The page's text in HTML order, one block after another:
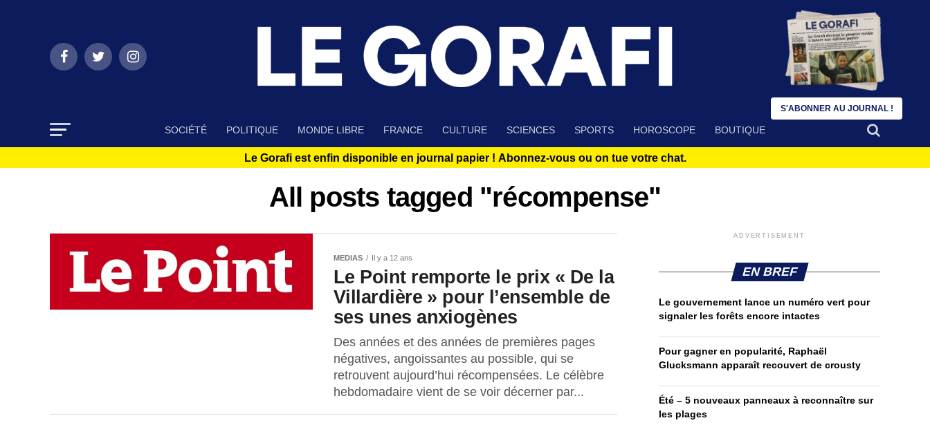
SOCIÉTÉ POLITIQUE MONDE LIBRE FRANCE CULTURE SCIENCES SPORTS HOROSCOPE BOUTIQUE
Le Gorafi est enfin disponible en journal papier ! Abonnez-vous ou on tue votre chat.
All posts tagged "récompense"
MEDIAS Il y a 12 ans
Le Point remporte le prix « De la
Villardière » pour l’ensemble de
ses unes anxiogènes
Des années et des années de premières pages
négatives, angoissantes au possible, qui se
retrouvent aujourd’hui récompensées. Le célèbre
hebdomadaire vient de se voir décerner par...
ADVERTISEMENT
EN BREF
Le gouvernement lance un numéro vert pour
signaler les forêts encore intactes
Pour gagner en popularité, Raphaël
Glucksmann apparaît recouvert de crousty
Été – 5 nouveaux panneaux à reconnaître sur
les plages
S'ABONNER AU JOURNAL !